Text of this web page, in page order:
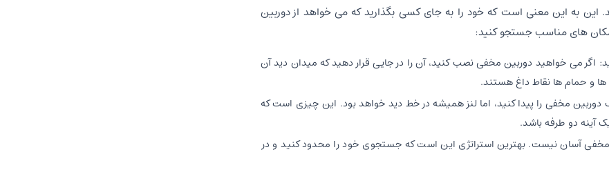
این به این معنی است که خود را به جای کسی بگذارید که می خواهد از دوربین
مکان های مناسب جستجو کنید:
می خواهید دوربین مخفی نصب کنید، آن را در جایی قرار دهید که میدان دید آن
و حمام ها نقاط داغ هستند.
دوربین مخفی را پیدا کنید، اما لنز همیشه در خط دید خواهد بود. این چیزی است که
آینه دو طرفه باشد.
آسان نیست. بهترین استراتژی این است که جستجوی خود را محدود کنید و در